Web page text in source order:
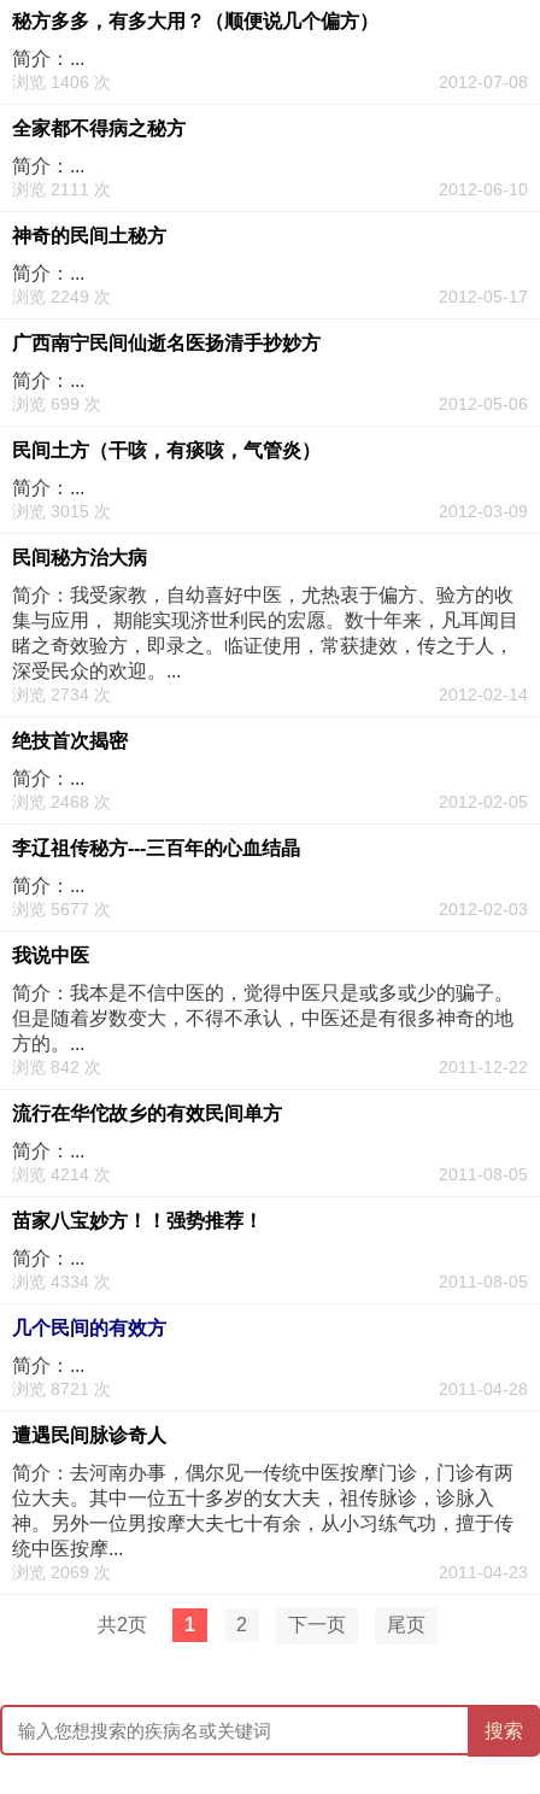
秘方多多，有多大用？（顺便说几个偏方）
简介：...
浏览 1406 次 2012-07-08
全家都不得病之秘方
简介：...
浏览 2111 次 2012-06-10
神奇的民间土秘方
简介：...
浏览 2249 次 2012-05-17
广西南宁民间仙逝名医扬清手抄妙方
简介：...
浏览 699 次 2012-05-06
民间土方（干咳，有痰咳，气管炎）
简介：...
浏览 3015 次 2012-03-09
民间秘方治大病
简介：我受家教，自幼喜好中医，尤热衷于偏方、验方的收
集与应用， 期能实现济世利民的宏愿。数十年来，凡耳闻目
睹之奇效验方，即录之。临证使用，常获捷效，传之于人，
深受民众的欢迎。...
浏览 2734 次 2012-02-14
绝技首次揭密
简介：...
浏览 2468 次 2012-02-05
李辽祖传秘方---三百年的心血结晶
简介：...
浏览 5677 次 2012-02-03
我说中医
简介：我本是不信中医的，觉得中医只是或多或少的骗子。
但是随着岁数变大，不得不承认，中医还是有很多神奇的地
方的。...
浏览 842 次 2011-12-22
流行在华佗故乡的有效民间单方
简介：...
浏览 4214 次 2011-08-05
苗家八宝妙方！！强势推荐！
简介：...
浏览 4334 次 2011-08-05
几个民间的有效方
简介：...
浏览 8721 次 2011-04-28
遭遇民间脉诊奇人
简介：去河南办事，偶尔见一传统中医按摩门诊，门诊有两
位大夫。其中一位五十多岁的女大夫，祖传脉诊，诊脉入
神。另外一位男按摩大夫七十有余，从小习练气功，擅于传
统中医按摩...
浏览 2069 次 2011-04-23
共2页 1 2 下一页 尾页